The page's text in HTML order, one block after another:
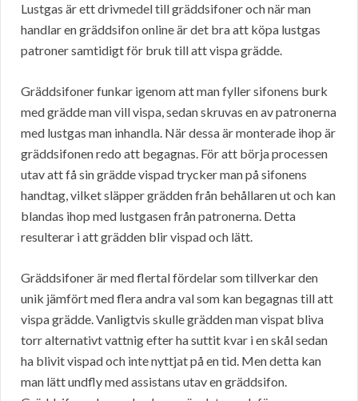
Lustgas är ett drivmedel till gräddsifoner och när man
handlar en gräddsifon online är det bra att köpa lustgas
patroner samtidigt för bruk till att vispa grädde.
Gräddsifoner funkar igenom att man fyller sifonens burk
med grädde man vill vispa, sedan skruvas en av patronerna
med lustgas man inhandla. När dessa är monterade ihop är
gräddsifonen redo att begagnas. För att börja processen
utav att få sin grädde vispad trycker man på sifonens
handtag, vilket släpper grädden från behållaren ut och kan
blandas ihop med lustgasen från patronerna. Detta
resulterar i att grädden blir vispad och lätt.
Gräddsifoner är med flertal fördelar som tillverkar den
unik jämfört med flera andra val som kan begagnas till att
vispa grädde. Vanligtvis skulle grädden man vispat bliva
torr alternativt vattnig efter ha suttit kvar i en skål sedan
ha blivit vispad och inte nyttjat på en tid. Men detta kan
man lätt undfly med assistans utav en gräddsifon.